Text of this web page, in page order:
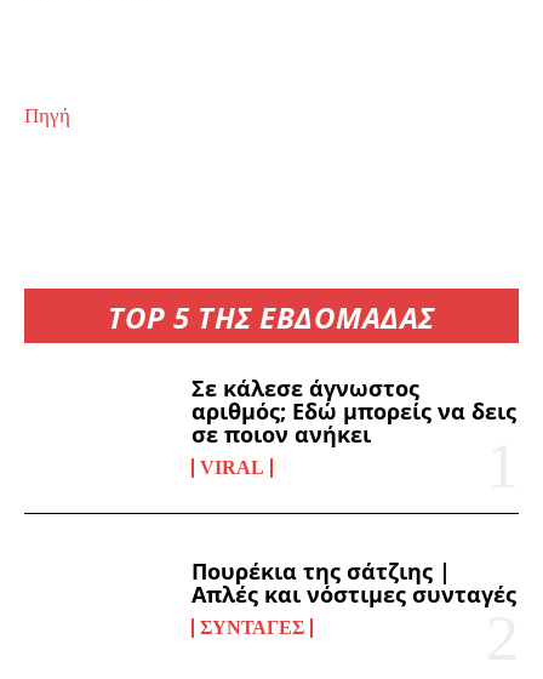
TOP 5 ΤΗΣ ΕΒΔΟΜΑΔΑΣ
Σε κάλεσε άγνωστος
αριθμός; Εδώ μπορείς να δεις
σε ποιον ανήκει
VIRAL
Πουρέκια της σάτζιης |
Απλές και νόστιμες συνταγές
ΣΥΝΤΑΓΈΣ
Πηγή